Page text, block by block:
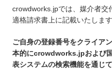
crowdworks.jpでは、媒介者交
適格請求書上に記載いたします
ご自身の登録番号をクライア
本的にcrowdworks.jpおよび
表システムの検索機能を通じ